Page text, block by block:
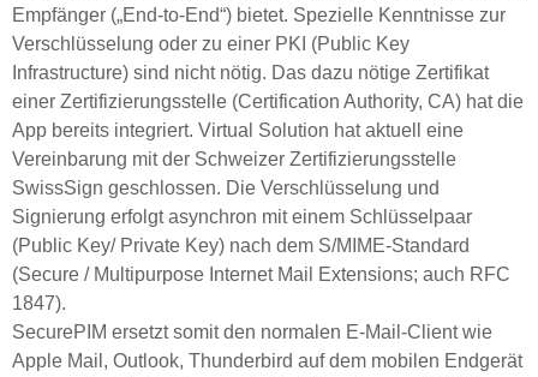
Empfänger („End-to-End“) bietet. Spezielle Kenntnisse zur
Verschlüsselung oder zu einer PKI (Public Key
Infrastructure) sind nicht nötig. Das dazu nötige Zertifikat
einer Zertifizierungsstelle (Certification Authority, CA) hat die
App bereits integriert. Virtual Solution hat aktuell eine
Vereinbarung mit der Schweizer Zertifizierungsstelle
SwissSign geschlossen. Die Verschlüsselung und
Signierung erfolgt asynchron mit einem Schlüsselpaar
(Public Key/ Private Key) nach dem S/MIME-Standard
(Secure / Multipurpose Internet Mail Extensions; auch RFC
1847).
SecurePIM ersetzt somit den normalen E-Mail-Client wie
Apple Mail, Outlook, Thunderbird auf dem mobilen Endgerät